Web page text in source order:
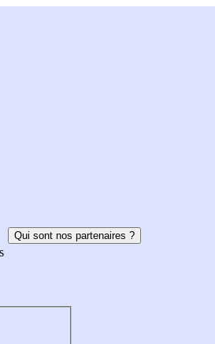
Qui sont nos partenaires ?